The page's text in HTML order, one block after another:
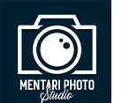
content